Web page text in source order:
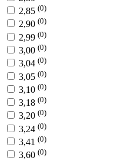
2,85 (0)
2,90 (0)
2,99 (0)
3,00 (0)
3,04 (0)
3,05 (0)
3,10 (0)
3,18 (0)
3,20 (0)
3,24 (0)
3,41 (0)
3,60 (0)